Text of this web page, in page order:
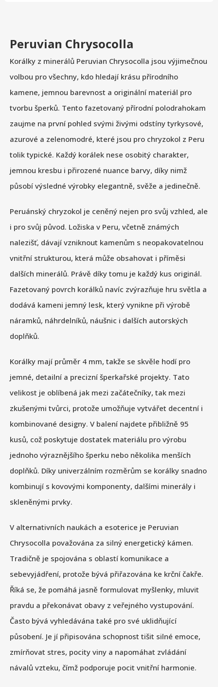
Peruvian Chrysocolla
Korálky z minerálů Peruvian Chrysocolla jsou výjimečnou
volbou pro všechny, kdo hledají krásu přírodního
kamene, jemnou barevnost a originální materiál pro
tvorbu šperků. Tento fazetovaný přírodní polodrahokam
zaujme na první pohled svými živými odstíny tyrkysové,
azurové a zelenomodré, které jsou pro chryzokol z Peru
tolik typické. Každý korálek nese osobitý charakter,
jemnou kresbu i přirozené nuance barvy, díky nimž
působí výsledné výrobky elegantně, svěže a jedinečně.
Peruánský chryzokol je ceněný nejen pro svůj vzhled, ale
i pro svůj původ. Ložiska v Peru, včetně známých
nalezišť, dávají vzniknout kamenům s neopakovatelnou
vnitřní strukturou, která může obsahovat i příměsi
dalších minerálů. Právě díky tomu je každý kus originál.
Fazetovaný povrch korálků navíc zvýrazňuje hru světla a
dodává kameni jemný lesk, který vynikne při výrobě
náramků, náhrdelníků, náušnic i dalších autorských
doplňků.
Korálky mají průměr 4 mm, takže se skvěle hodí pro
jemné, detailní a precizní šperkařské projekty. Tato
velikost je oblíbená jak mezi začátečníky, tak mezi
zkušenými tvůrci, protože umožňuje vytvářet decentní i
kombinované designy. V balení najdete přibližně 95
kusů, což poskytuje dostatek materiálu pro výrobu
jednoho výraznějšího šperku nebo několika menších
doplňků. Díky univerzálním rozměrům se korálky snadno
kombinují s kovovými komponenty, dalšími minerály i
skleněnými prvky.
V alternativních naukách a esoterice je Peruvian
Chrysocolla považována za silný energetický kámen.
Tradičně je spojována s oblastí komunikace a
sebevyjádření, protože bývá přiřazována ke krční čakře.
Říká se, že pomáhá jasně formulovat myšlenky, mluvit
pravdu a překonávat obavy z veřejného vystupování.
Často bývá vyhledávána také pro své uklidňující
působení. Je jí připisována schopnost tišit silné emoce,
zmírňovat stres, pocity viny a napomáhat zvládání
návalů vzteku, čímž podporuje pocit vnitřní harmonie.